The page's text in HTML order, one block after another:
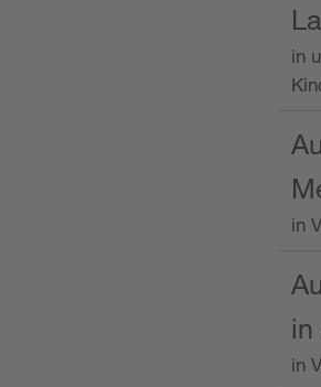
in
in
in
in